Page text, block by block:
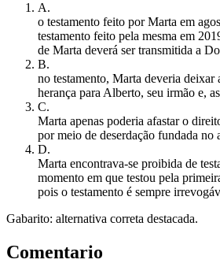
A.
o testamento feito por Marta em
testamento feito pela mesma em
de Marta deverá ser transmitida a
B.
no testamento, Marta deveria deixar
herança para Alberto, seu irmão e,
C.
Marta apenas poderia afastar o
por meio de deserdação fundada no
D.
Marta encontrava-se proibida de
momento em que testou pela
pois o testamento é sempre
Gabarito: alternativa correta destacada.
Comentario